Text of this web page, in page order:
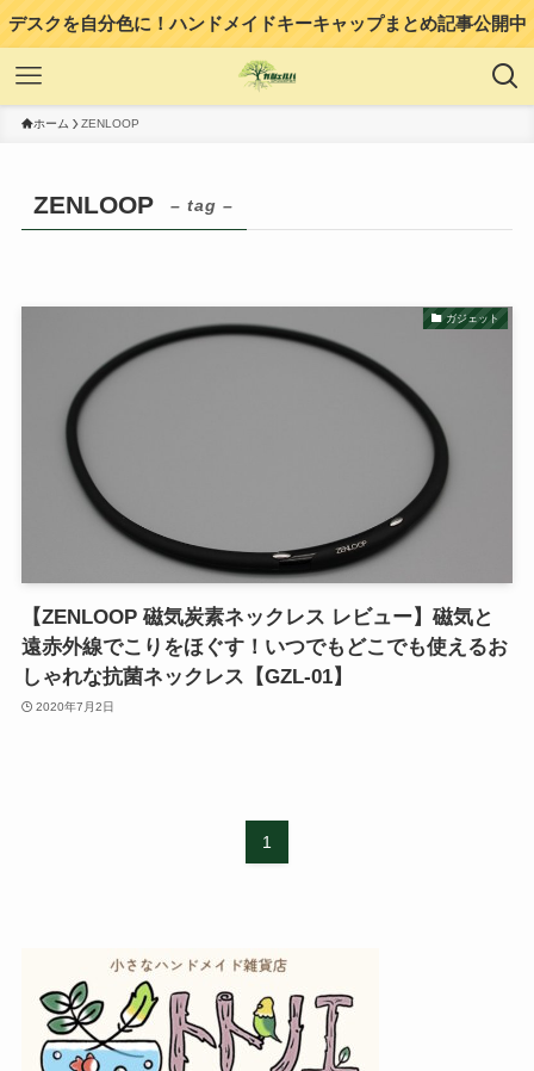
デスクを自分色に！ハンドメイドキーキャップまとめ記事公開中
ホーム ZENLOOP
ZENLOOP – tag –
ガジェット
【ZENLOOP 磁気炭素ネックレス レビュー】磁気と
遠赤外線でこりをほぐす！いつでもどこでも使えるお
しゃれな抗菌ネックレス【GZL-01】
2020年7月2日
1